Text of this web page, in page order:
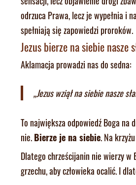
odrzuca Prawa, lecz je wypełnia i
spełniają się zapowiedzi proroków.
Jezus bierze na siebie nasze
Aklamacja prowadzi nas do sedna:
„Jezus wziął na siebie nasze
To największa odpowiedź Boga
nie.Bierze je na siebie. Na
Dlatego chrześcijanin nie wierzy
grzechu, aby człowieka ocalić. I